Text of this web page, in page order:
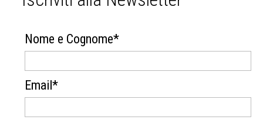
Nome e Cognome*
Email*